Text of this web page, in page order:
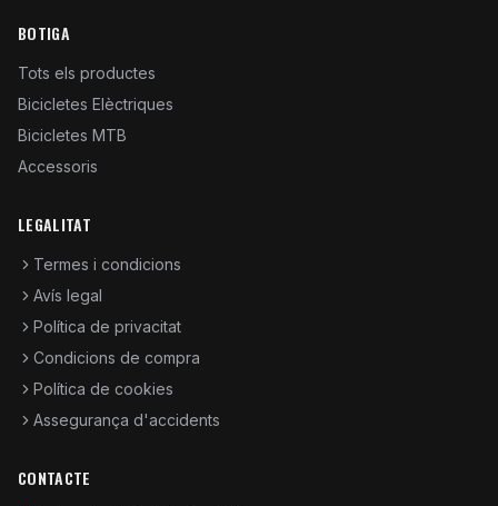
BOTIGA
Tots els productes
Bicicletes Elèctriques
Bicicletes MTB
Accessoris
LEGALITAT
Termes i condicions
Avís legal
Política de privacitat
Condicions de compra
Política de cookies
Assegurança d'accidents
CONTACTE